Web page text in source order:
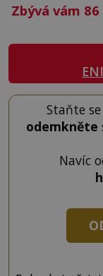
Zbývá vám 86
Staňte
odemkněte
Navíc